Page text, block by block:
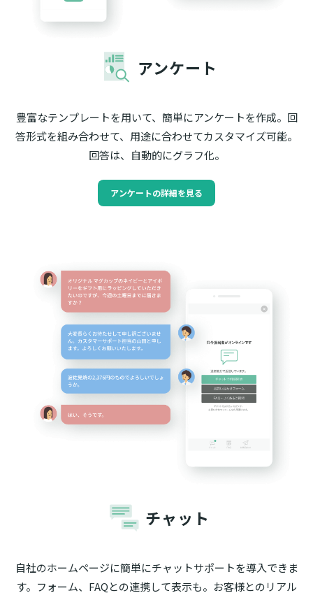
アンケート
豊富なテンプレートを用いて、簡単にアンケートを作成。回
答形式を組み合わせて、用途に合わせてカスタマイズ可能。
回答は、自動的にグラフ化。
アンケートの詳細を見る
チャット
自社のホームページに簡単にチャットサポートを導入できま
す。フォーム、FAQとの連携して表示も。お客様とのリアル